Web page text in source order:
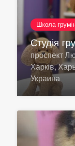
Школа
Студія
проспект
Харків,
Украина